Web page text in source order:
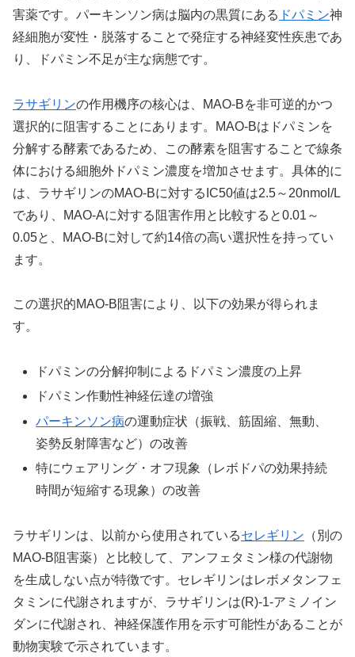
害薬です。パーキンソン病は脳内の黒質にある ドパミン神
経細胞が変性・脱落することで発症する神経変性疾患であ
り、ドパミン不足が主な病態です。
ラサギリンの作用機序の核心は、MAO-Bを非可逆的かつ
選択的に阻害することにあります。MAO-Bはドパミンを
分解する酵素であるため、この酵素を阻害することで線条
体における細胞外ドパミン濃度を増加させます。具体的に
は、ラサギリンのMAO-Bに対するIC50値は2.5～20nmol/L
であり、MAO-Aに対する阻害作用と比較すると0.01～
0.05と、MAO-Bに対して約14倍の高い選択性を持ってい
ます。
この選択的MAO-B阻害により、以下の効果が得られま
す。
ドパミンの分解抑制によるドパミン濃度の上昇
ドパミン作動性神経伝達の増強
パーキンソン病の運動症状（振戦、筋固縮、無動、
姿勢反射障害など）の改善
特にウェアリング・オフ現象（レボドパの効果持続
時間が短縮する現象）の改善
ラサギリンは、以前から使用されているセレギリン （別の
MAO-B阻害薬）と比較して、アンフェタミン様の代謝物
を生成しない点が特徴です。セレギリンはレボメタンフェ
タミンに代謝されますが、ラサギリンは(R)-1-アミノイン
ダンに代謝され、神経保護作用を示す可能性があることが
動物実験で示されています。